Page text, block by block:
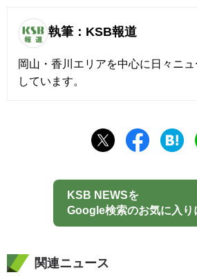
執筆：KSB報道
岡山・香川エリアを中心に日々ニ
しています。
KSB NEWSを
Google検索のお気に入り
関連ニュース